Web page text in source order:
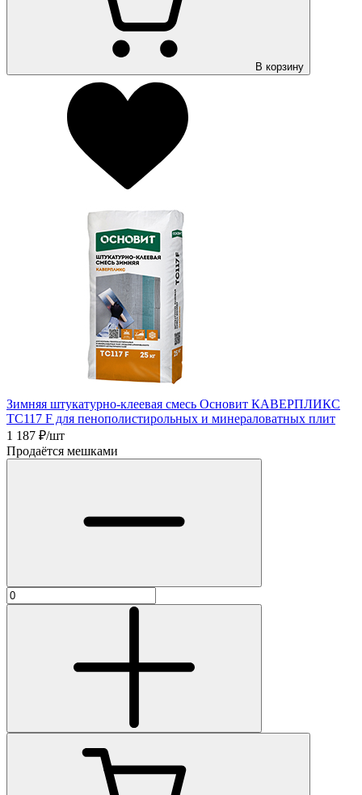
В корзину
Зимняя штукатурно-клеевая смесь Основит КАВЕРПЛИКС
TC117 F для пенополистирольных и минераловатных плит
1 187 ₽/шт
Продаётся мешками